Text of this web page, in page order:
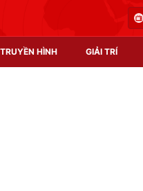
TRUYỀN HÌNH GIẢI TRÍ